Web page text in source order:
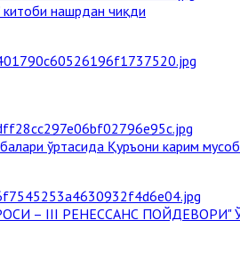
нашрдан чиқди
ўртасида Қуръони карим
– III РЕНЕССАНС